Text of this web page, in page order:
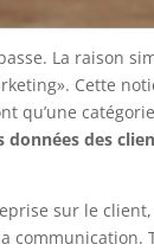
La raison
Cette
qu’une
données des
sur le
communication.